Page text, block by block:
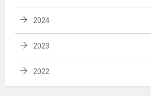
2024
2023
2022